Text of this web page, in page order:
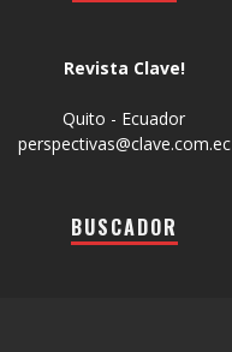
Revista Clave!
Quito - Ecuador
perspectivas@clave.com.ec
BUSCADOR